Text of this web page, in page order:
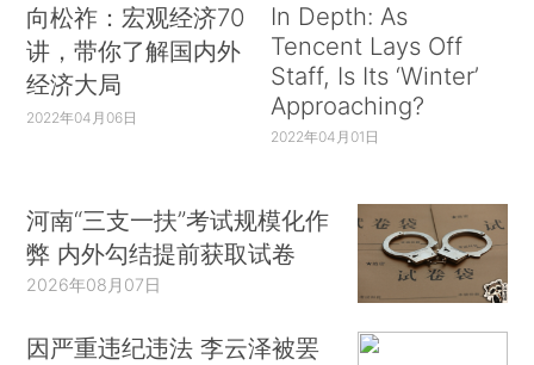
向松祚：宏观经济70
讲，带你了解国内外
经济大局
2022年04月06日
In Depth: As
Tencent Lays Off
Staff, Is Its ‘Winter’
Approaching?
2022年04月01日
河南“三支一扶”考试规模化作
弊 内外勾结提前获取试卷
2026年08月07日
因严重违纪违法 李云泽被罢